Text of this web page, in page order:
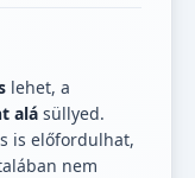
lehet, a
alá süllyed.
is előfordulhat,
nem